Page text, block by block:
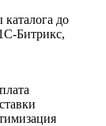
каталога до
Битрикс,